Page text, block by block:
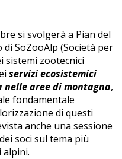
si svolgerà a Pian del
di SoZooAlp (Società per
sistemi zootecnici
serviziecosistemici
nelle aree di montagna,
fondamentale
di questi
anche una sessione
soci sul tema più
alpini.